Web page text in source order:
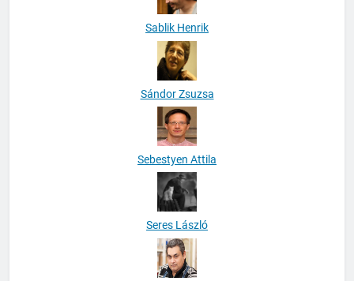
Sablik Henrik
Sándor Zsuzsa
Sebestyen Attila
Seres László